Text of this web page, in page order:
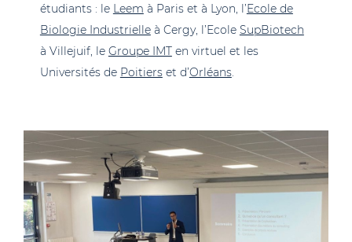
étudiants : le Leem à Paris et à Lyon, l’Ecole de
Biologie Industrielleà Cergy, l’Ecole SupBiotech
à Villejuif, le Groupe IMTen virtuel et les
Universités de Poitierset d’Orléans.